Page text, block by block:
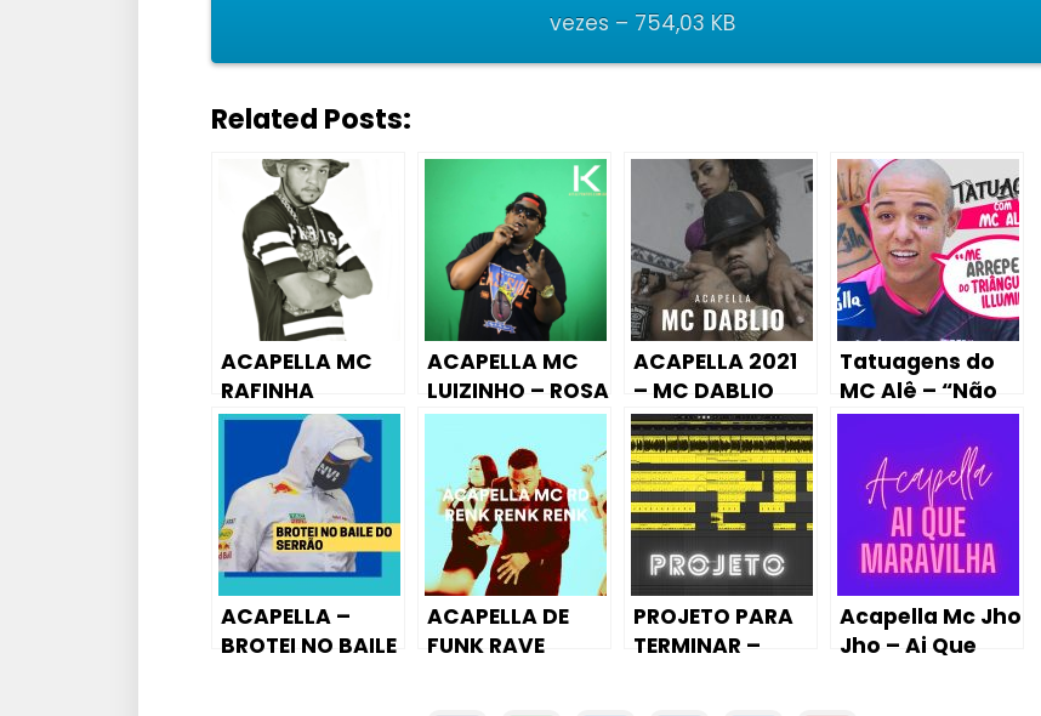
vezes – 754,03 KB
Related Posts:
ACAPELLA MC
RAFINHA
KALASHNIKOV –
NÃO FALHA NA
MISSÃO
ACAPELLA MC
LUIZINHO – ROSA
DOU PRA QUEM
TA MORTA
ACAPELLA 2021
– MC DABLIO
((PUTARIA
EXPLICITA)) 🏃‍♂🔥
Tatuagens do
MC Alê – “Não
Paguei
Nenhuma!”
(KondZilla)
ACAPELLA –
BROTEI NO BAILE
ACAPELLA DE
FUNK RAVE
PROJETO PARA
TERMINAR –
Acapella Mc Jho
Jho – Ai Que